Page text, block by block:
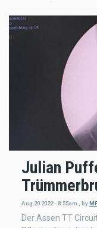
Julian
Aug 20 2022 - 8:55am by
Der Assen TT